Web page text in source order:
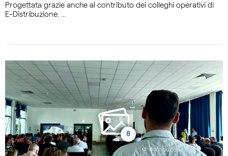
Progettata grazie anche al contributo dei colleghi operativi di
E-Distribuzione, ...
8